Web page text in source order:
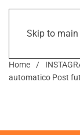
Skip to
Home
automatico Post